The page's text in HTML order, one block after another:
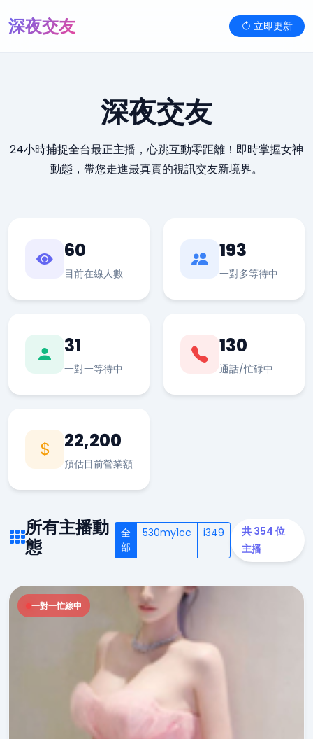
深夜交友 立即更新
深夜交友
24小時捕捉全台最正主播，心跳互動零距離！即時掌握女神
動態，帶您走進最真實的視訊交友新境界。
60
目前在線人數
193
一對多等待中
31
一對一等待中
130
通話/忙碌中
22,200
預估目前營業額
所有主播動
態
全
部
530my1cc i349
共 354 位
主播
一對一忙線中